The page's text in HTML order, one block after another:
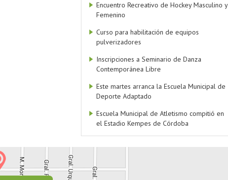
Encuentro Recreativo de Hockey Masculino y
Femenino
Curso para habilitación de equipos
pulverizadores
Inscripciones a Seminario de Danza
Contemporánea Libre
Este martes arranca la Escuela Municipal de
Deporte Adaptado
Escuela Municipal de Atletismo compitió en
el Estadio Kempes de Córdoba